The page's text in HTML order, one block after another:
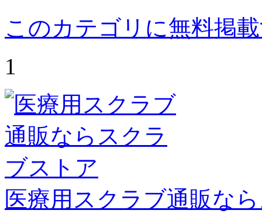
このカテゴリに無料掲
1
医療用スクラブ通販な